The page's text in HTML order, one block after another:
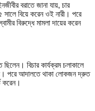
বরাতে জানা যায়, চার
বিয়ে করেন ওই নারী। পরে
বিরুদ্ধে মামলা দায়ের করেন
বিচার কার্যক্রম চলাকালে
পরে আদালতে থাকা লোকজন দ্রুত
করেন।